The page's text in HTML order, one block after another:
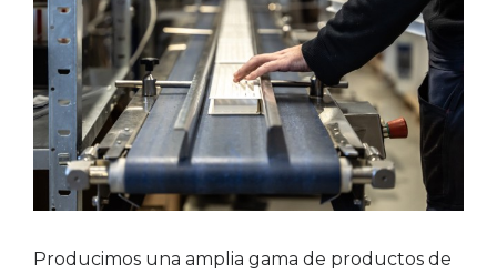
Producimos una amplia gama de productos de